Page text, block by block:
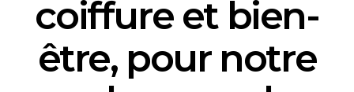
coiffure et bien-
être, pour notre